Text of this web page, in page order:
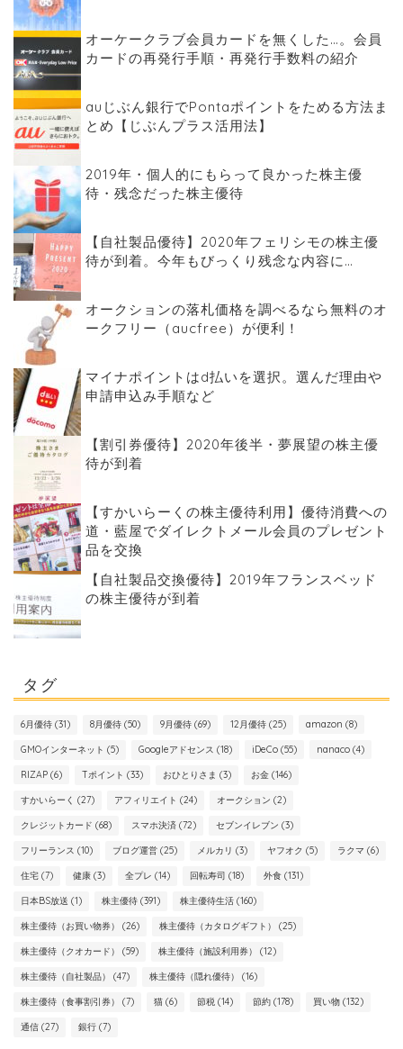
オーケークラブ会員カードを無くした…。会員
カードの再発行手順・再発行手数料の紹介
auじぶん銀行でPontaポイントをためる方法ま
とめ【じぶんプラス活用法】
2019年・個人的にもらって良かった株主優
待・残念だった株主優待
【自社製品優待】2020年フェリシモの株主優
待が到着。今年もびっくり残念な内容に…
オークションの落札価格を調べるなら無料のオ
ークフリー（aucfree）が便利！
マイナポイントはd払いを選択。選んだ理由や
申請申込み手順など
【割引券優待】2020年後半・夢展望の株主優
待が到着
【すかいらーくの株主優待利用】優待消費への
道・藍屋でダイレクトメール会員のプレゼント
品を交換
【自社製品交換優待】2019年フランスベッド
の株主優待が到着
タグ
6月優待 (31) 8月優待 (50) 9月優待 (69) 12月優待 (25) amazon (8)
GMOインターネット (5) Googleアドセンス (18) iDeCo (55) nanaco (4)
RIZAP (6) Tポイント (33) おひとりさま (3) お金 (146)
すかいらーく (27) アフィリエイト (24) オークション (2)
クレジットカード (68) スマホ決済 (72) セブンイレブン (3)
フリーランス (10) ブログ運営 (25) メルカリ (3) ヤフオク (5) ラクマ (6)
住宅 (7) 健康 (3) 全プレ (14) 回転寿司 (18) 外食 (131)
日本BS放送 (1) 株主優待 (391) 株主優待生活 (160)
株主優待（お買い物券） (26) 株主優待（カタログギフト） (25)
株主優待（クオカード） (59) 株主優待（施設利用券） (12)
株主優待（自社製品） (47) 株主優待（隠れ優待） (16)
株主優待（食事割引券） (7) 猫 (6) 節税 (14) 節約 (178) 買い物 (132)
通信 (27) 銀行 (7)